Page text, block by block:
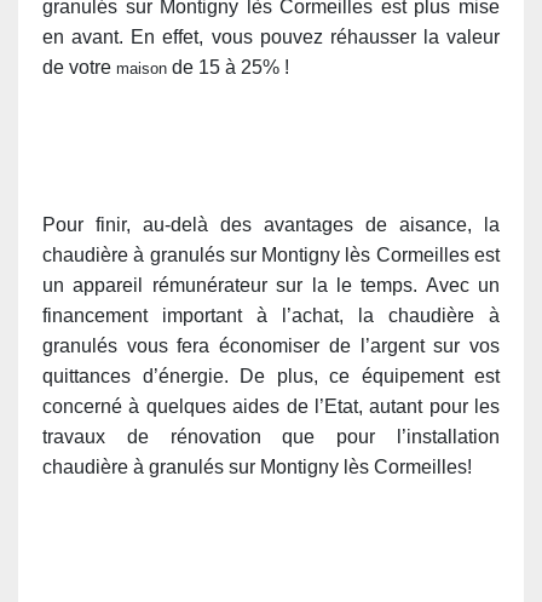
granulés sur Montigny lès Cormeilles est plus mise
en avant. En effet, vous pouvez réhausser la valeur
de votre maison de 15 à 25% !
Pour finir, au-delà des avantages de aisance, la
chaudière à granulés sur Montigny lès Cormeilles est
un appareil rémunérateur sur la le temps. Avec un
financement important à l’achat, la chaudière à
granulés vous fera économiser de l’argent sur vos
quittances d’énergie. De plus, ce équipement est
concerné à quelques aides de l’Etat, autant pour les
travaux de rénovation que pour l’installation
chaudière à granulés sur Montigny lès Cormeilles!